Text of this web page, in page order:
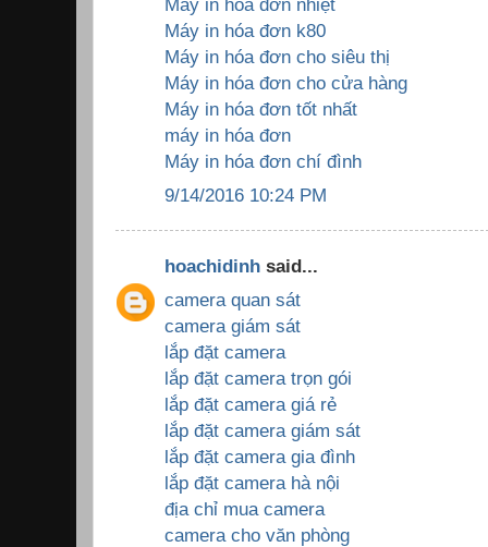
Máy in hóa đơn k80
Máy in hóa đơn cho siêu thị
Máy in hóa đơn cho cửa hàng
Máy in hóa đơn tốt nhất
máy in hóa đơn
Máy in hóa đơn chí đình
9/14/2016 10:24 PM
hoachidinh said...
camera quan sát
camera giám sát
lắp đặt camera
lắp đặt camera trọn gói
lắp đặt camera giá rẻ
lắp đặt camera giám sát
lắp đặt camera gia đình
lắp đặt camera hà nội
địa chỉ mua camera
camera cho văn phòng